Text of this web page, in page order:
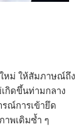
ใหม่ ให้สัมภาษณ์ถึง
กิดขึ้นท่ามกลาง
รณ์การเข้ายึด
าพเดิมซ้ำ ๆ